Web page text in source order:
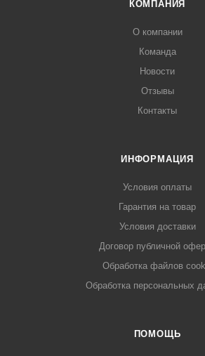
КОМПАНИЯ
О компании
Команда
Новости
Отзывы
Контакты
ИНФОРМАЦИЯ
Условия оплаты
Гарантия на товар
Условия доставки
Договор публичной
Обработка файлов
Обработка персональных
ПОМОЩЬ